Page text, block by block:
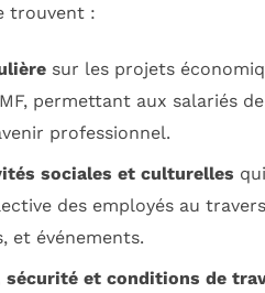
trouvent :
sur les projets
permettant aux salariés de
professionnel.
sociales et culturelles
des employés au travers
et événements.
sécurité et conditions de